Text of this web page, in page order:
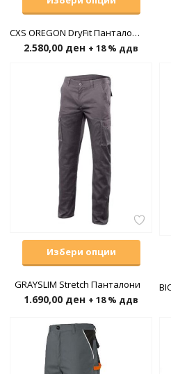
CXS OREGON DryFit Панталони летни
2.580,00 ден + 18 % ддв
Избери опции
GRAYSLIM Stretch Панталони
1.690,00 ден + 18 % ддв